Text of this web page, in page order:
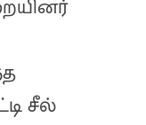
சீல்